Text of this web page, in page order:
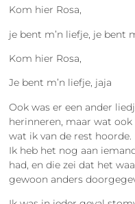
Kom hier Rosa,
je bent m’n liefje, je bent
Kom hier Rosa,
Je bent m’n liefje, jaja
Ook was er een ander
herinneren, maar wat
wat ik van de rest hoorde.
Ik heb het nog aan
had, en die zei dat het
gewoon anders